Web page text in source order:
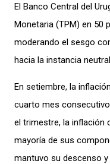
El Banco Central del
Monetaria (TPM) en 50
moderando el sesgo
hacia la instancia
En setiembre, la
cuarto mes
el trimestre, la inflación
mayoría de sus
mantuvo su descenso y